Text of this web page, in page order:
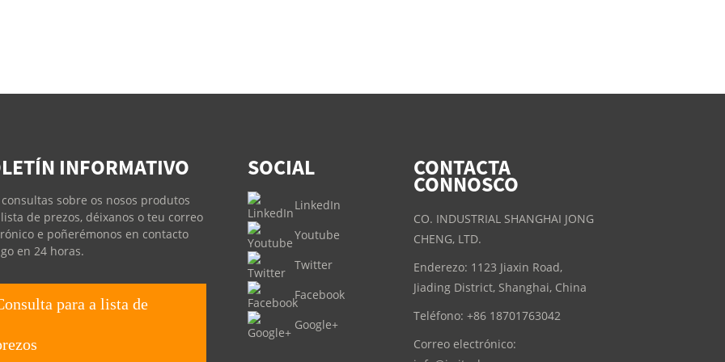
INFORMATIVO
consultas sobre os nosos produtos
de prezos, déixanos o teu correo
e poñerémonos en contacto
en 24 horas.
para a lista de
SOCIAL
LinkedIn
Youtube
Twitter
Facebook
Google+
CONTACTA
CONNOSCO
CO. INDUSTRIAL SHANGHAI JONG
CHENG, LTD.
Enderezo: 1123 Jiaxin Road,
Jiading District, Shanghai, China
Teléfono: +86 18701763042
Correo electrónico: